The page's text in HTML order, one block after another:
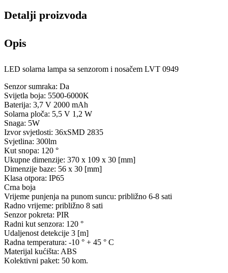
Detalji proizvoda
Opis
LED solarna lampa sa senzorom i nosačem LVT 0949
Senzor sumraka: Da
Svijetla boja: 5500-6000K
Baterija: 3,7 V 2000 mAh
Solarna ploča: 5,5 V 1,2 W
Snaga: 5W
Izvor svjetlosti: 36xSMD 2835
Svjetlina: 300lm
Kut snopa: 120 °
Ukupne dimenzije: 370 x 109 x 30 [mm]
Dimenzije baze: 56 x 30 [mm]
Klasa otpora: IP65
Crna boja
Vrijeme punjenja na punom suncu: približno 6-8 sati
Radno vrijeme: približno 8 sati
Senzor pokreta: PIR
Radni kut senzora: 120 °
Udaljenost detekcije 3 [m]
Radna temperatura: -10 ° + 45 ° C
Materijal kućišta: ABS
Kolektivni paket: 50 kom.